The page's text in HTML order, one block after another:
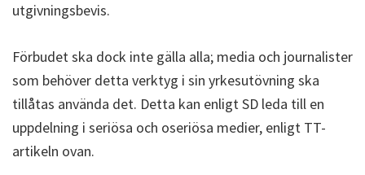
utgivningsbevis.
Förbudet ska dock inte gälla alla; media och journalister
som behöver detta verktyg i sin yrkesutövning ska
tillåtas använda det. Detta kan enligt SD leda till en
uppdelning i seriösa och oseriösa medier, enligt TT-
artikeln ovan.